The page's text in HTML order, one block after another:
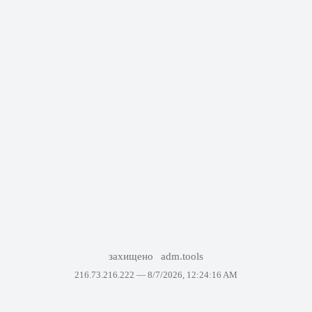
захищено adm.tools
216.73.216.222 — 8/7/2026, 12:24:16 AM